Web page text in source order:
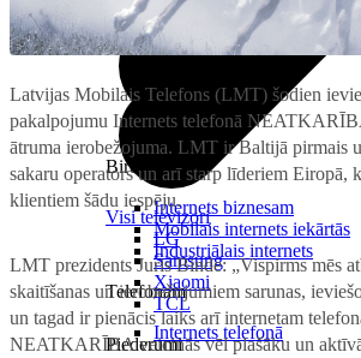
Birojam
Internets biznesam
Mobilais internets iekārtās
Industriālais internets
Telefonam
Internets telefonā
Visi televizori
LG
Samsung
Xiaomi
TCL
Piederumi
Latvijas Mobilais Telefons (LMT) šodien
pakalpojumu Internets telefonā
ātruma ierobežojuma. LMT ir Baltijā pirmais
sakaru operators un arī starp līderiem Eiropā,
klientiem šādu iespēju.
LMT prezidents Juris Binde: „Vispirms mēs
skaitīšanas un ierobežojumiem sarunas,
un tagad ir pienācis laiks arī internetam
NEATKARĪBA veicinās vēl plašāku un